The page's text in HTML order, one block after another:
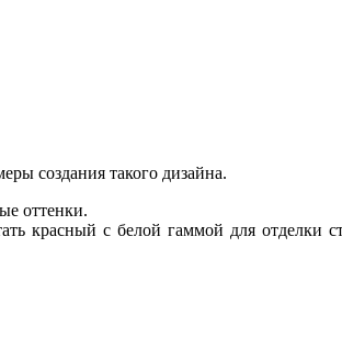
создания такого дизайна.
оттенки.
красный с белой гаммой для отделки